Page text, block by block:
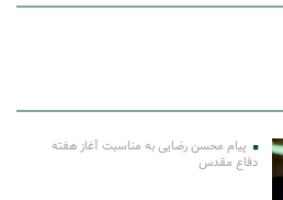
پیام محسن رضایی به مناسبت آغاز هفته
دفاع مقدس